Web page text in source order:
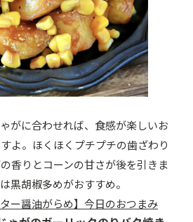
がに合わせれば、食感が楽しいお
よ。ほくほくプチプチの歯ざわり
香りとコーンの甘さが後を引きま
黒胡椒多めがおすすめ。
ー醤油がらめ】今日のおつまみ